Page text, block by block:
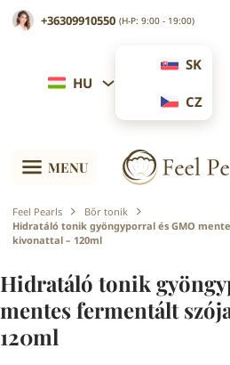
+36309910550 (H-P: 9:00 - 19:00)
HU
SK
CZ
MENU
Feel Pearls
Bőr tonik
Hidratáló tonik gyöngyporral és GMO
kivonattal – 120ml
Hidratáló tonik
mentes fermentált
120ml